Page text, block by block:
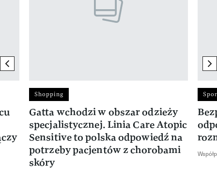
previous element
Shopping
Gatta wchodzi w obszar odzieży
specjalistycznej. Linia Care Atopic
Sensitive to polska odpowiedź na
potrzeby pacjentów z chorobami
skóry